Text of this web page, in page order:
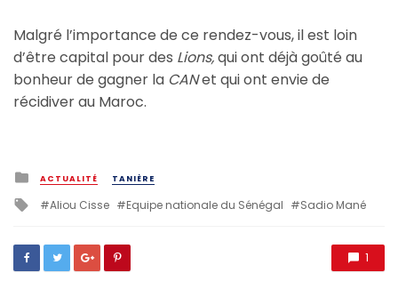
Malgré l’importance de ce rendez-vous, il est loin
d’être capital pour des Lions,qui ont déjà goûté au
bonheur de gagner la CANet qui ont envie de
récidiver au Maroc.
Posted
in
ACTUALITÉ TANIÈRE
Tagged
Aliou Cisse Equipe nationale du Sénégal Sadio Mané
1